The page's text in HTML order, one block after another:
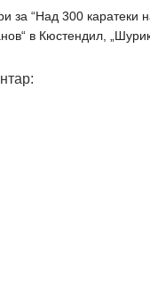
за “Над 300 каратеки
в Кюстендил,